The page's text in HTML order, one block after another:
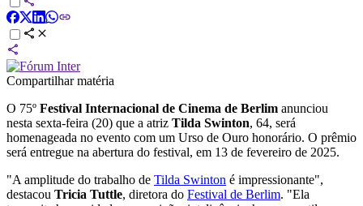
Compartilhar matéria
O 75º Festival Internacional de Cinema de Berlim anunciou
nesta sexta-feira (20) que a atriz Tilda Swinton, 64, será
homenageada no evento com um Urso de Ouro honorário. O prêmio
será entregue na abertura do festival, em 13 de fevereiro de 2025.
"A amplitude do trabalho de Tilda Swinton é impressionante",
destacou Tricia Tuttle, diretora do Festival de Berlim. "Ela